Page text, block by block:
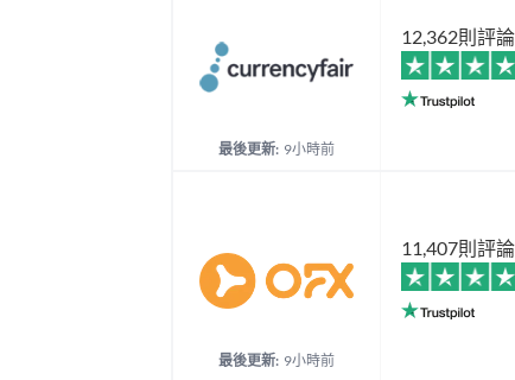
最後更新: 9小時前
12,362則評論
最後更新: 9小時前
11,407則評論